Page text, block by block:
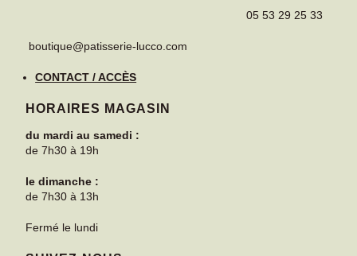
05 53 29 25 33
boutique@patisserie-lucco.com
CONTACT / ACCÈS
HORAIRES MAGASIN
du mardi au samedi :
de 7h30 à 19h
le dimanche :
de 7h30 à 13h
Fermé le lundi